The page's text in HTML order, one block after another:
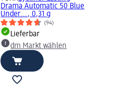
Drama Automatic 50 Blue
Under..., 0,31 g
(94)
Lieferbar
dm Markt wählen